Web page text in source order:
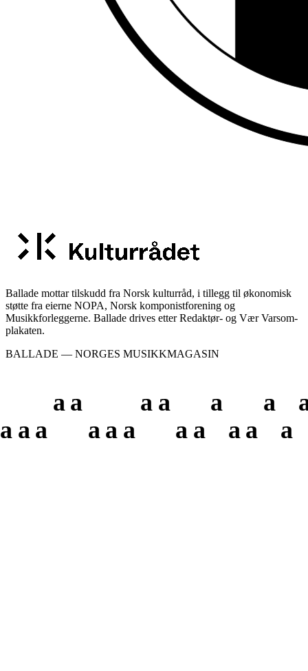
Ballade mottar tilskudd fra Norsk kulturråd, i tillegg til økonomisk
støtte fra eierne NOPA, Norsk komponistforening og
Musikkforleggerne. Ballade drives etter Redaktør- og Vær Varsom-
plakaten.
BALLADE — NORGES MUSIKKMAGASIN
a
a
a
a
a